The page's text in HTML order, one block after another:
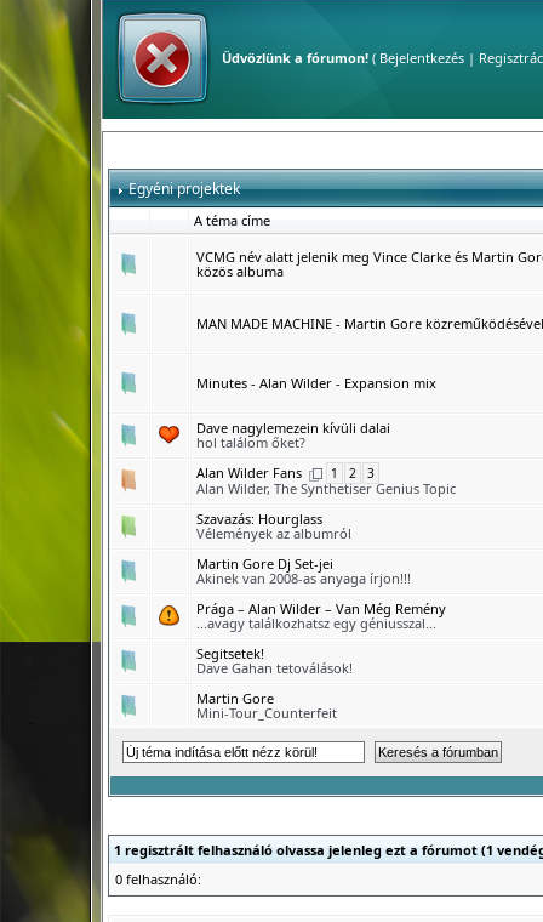
Üdvözlünk a fórumon!( Bejelentkezés|
Egyéni projektek
A téma címe
VCMG név alatt jelenik meg Vince Clarke és Martin
közös albuma
MAN MADE MACHINE - Martin Gore közreműködésével
Minutes - Alan Wilder - Expansion mix
Dave nagylemezein kívüli dalai
hol találom őket?
Alan Wilder Fans
1 2 3
Alan Wilder, The Synthetiser Genius Topic
Szavazás: Hourglass
Vélemények az albumról
Martin Gore Dj Set-jei
Akinek van 2008-as anyaga írjon!!!
Prága – Alan Wilder – Van Még Remény
...avagy találkozhatsz egy géniusszal...
Segitsetek!
Dave Gahan tetoválások!
Martin Gore
Mini-Tour_Counterfeit
1 regisztrált felhasználó olvassa jelenleg ezt a fórumot (1
0 felhasználó: